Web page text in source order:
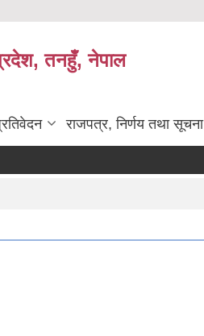
तनहुँ, नेपाल
राजपत्र, निर्णय तथा सूचना